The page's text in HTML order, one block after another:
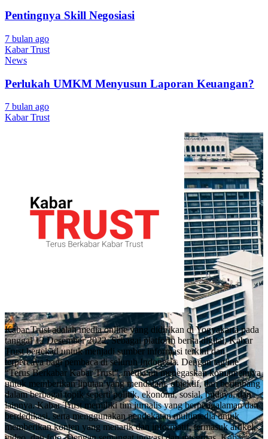
Pentingnya Skill Negosiasi
7 bulan ago
Kabar Trust
News
Perlukah UMKM Menyusun Laporan Keuangan?
7 bulan ago
Kabar Trust
Kabar Trust adalah media online yang didirikan di Yogyakarta pada
tanggal 12 Desember 2022. Sebagai platform berita digital, Kabar
Trust bertekad untuk menjadi sumber informasi terkini dan
terpercaya bagi pembaca di seluruh Indonesia. Dengan tagline
“Terus Berkabar Kabar Trust”, media ini menegaskan komitmennya
untuk memberikan liputan yang mendalam, objektif, dan berimbang
dalam berbagai topik seperti politik, ekonomi, sosial, budaya, dan
lainnya. Kabar Trust memiliki tim jurnalis yang berpengalaman dan
berdedikasi, serta menggunakan pendekatan multimedia untuk
memberikan konten yang menarik dan informatif, termasuk artikel,